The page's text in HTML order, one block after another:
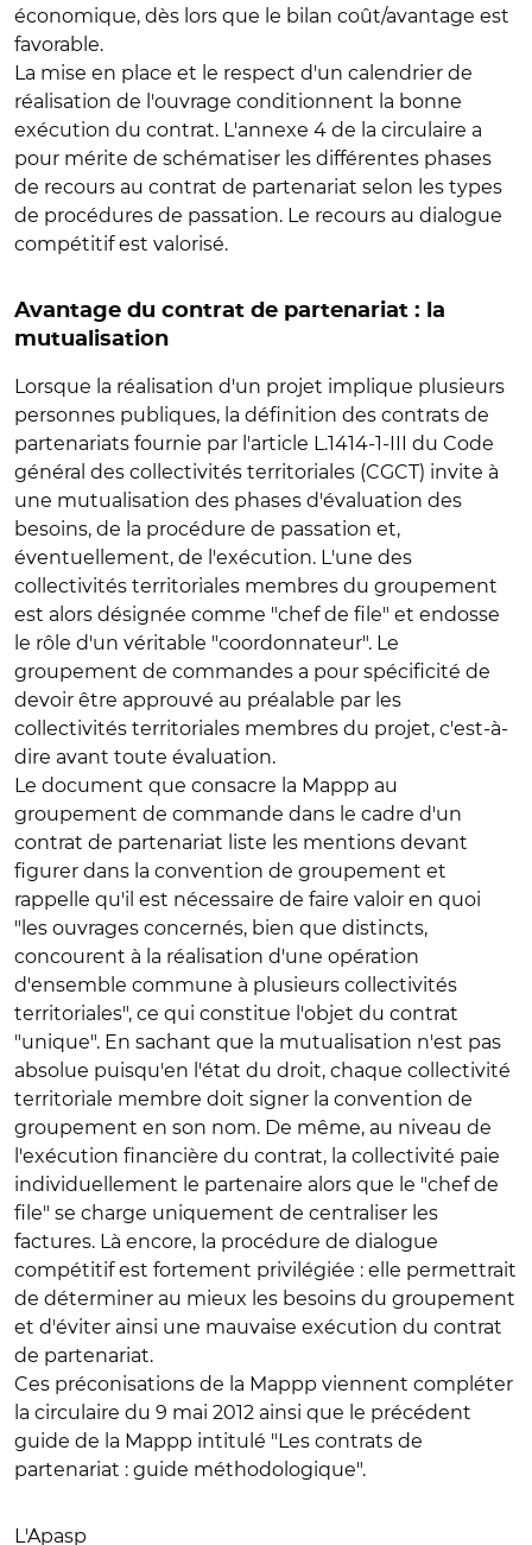
économique, dès lors que le bilan coût/avantage est
favorable.
La mise en place et le respect d'un calendrier de
réalisation de l'ouvrage conditionnent la bonne
exécution du contrat. L'annexe 4 de la circulaire a
pour mérite de schématiser les différentes phases
de recours au contrat de partenariat selon les types
de procédures de passation. Le recours au dialogue
compétitif est valorisé.
Avantage du contrat de partenariat : la
mutualisation
Lorsque la réalisation d'un projet implique plusieurs
personnes publiques, la définition des contrats de
partenariats fournie par l'article L.1414-1-III du Code
général des collectivités territoriales (CGCT) invite à
une mutualisation des phases d'évaluation des
besoins, de la procédure de passation et,
éventuellement, de l'exécution. L'une des
collectivités territoriales membres du groupement
est alors désignée comme "chef de file" et endosse
le rôle d'un véritable "coordonnateur". Le
groupement de commandes a pour spécificité de
devoir être approuvé au préalable par les
collectivités territoriales membres du projet, c'est-à-
dire avant toute évaluation.
Le document que consacre la Mappp au
groupement de commande dans le cadre d'un
contrat de partenariat liste les mentions devant
figurer dans la convention de groupement et
rappelle qu'il est nécessaire de faire valoir en quoi
"les ouvrages concernés, bien que distincts,
concourent à la réalisation d'une opération
d'ensemble commune à plusieurs collectivités
territoriales", ce qui constitue l'objet du contrat
"unique". En sachant que la mutualisation n'est pas
absolue puisqu'en l'état du droit, chaque collectivité
territoriale membre doit signer la convention de
groupement en son nom. De même, au niveau de
l'exécution financière du contrat, la collectivité paie
individuellement le partenaire alors que le "chef de
file" se charge uniquement de centraliser les
factures. Là encore, la procédure de dialogue
compétitif est fortement privilégiée : elle permettrait
de déterminer au mieux les besoins du groupement
et d'éviter ainsi une mauvaise exécution du contrat
de partenariat.
Ces préconisations de la Mappp viennent compléter
la circulaire du 9 mai 2012 ainsi que le précédent
guide de la Mappp intitulé "Les contrats de
partenariat : guide méthodologique".
L'Apasp